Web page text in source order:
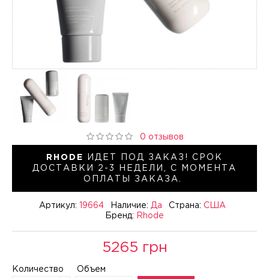
RHODE
ИДЕТ ПОД ЗАКАЗ! СРОК
ДОСТАВКИ 2-3 НЕДЕЛИ, С МОМЕНТА
ОПЛАТЫ ЗАКАЗА.
Артикул: 19664 Наличие: Да Страна: США
Бренд:
Rhode
0 отзывов
5265 грн
Количество Объем